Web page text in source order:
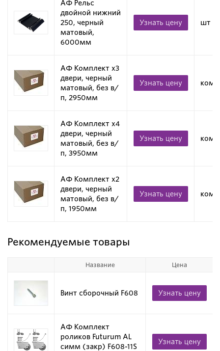
АФ Рельс
двойной нижний
250, черный
матовый,
6000мм
Узнать цену шт
АФ Комплект х3
двери, черный
матовый, без в/
п, 2950мм
Узнать цену
АФ Комплект х4
двери, черный
матовый, без в/
п, 3950мм
Узнать цену
АФ Комплект х2
двери, черный
матовый, без в/
п, 1950мм
Узнать цену
Рекомендуемые товары
Название Цена
Винт сборочный F608 Узнать цену
АФ Комплект
роликов Futurum AL
симм (закр) F608-11S
Узнать цену